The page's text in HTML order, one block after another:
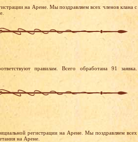
на Арене. Мы поздравляем всех членов клана с
правилам. Всего обработана 91 заявка.
регистрации на Арене. Мы поздравляем всех
на Арене.